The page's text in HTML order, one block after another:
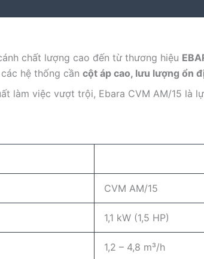
chất lượng cao đến từ thương hiệu
hệ thống cần cột áp cao, lưu lượng ổn
làm việc vượt trội, Ebara CVM AM/15 là
CVM AM/15
1,1 kW (1,5 HP)
1,2 – 4,8 m³/h